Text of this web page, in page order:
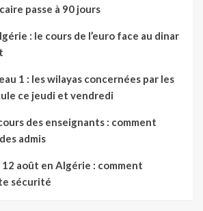
passe à 90 jours
: le cours de l’euro face au dinar
1 : les wilayas concernées par les
ce jeudi et vendredi
des enseignants : comment
admis
août en Algérie : comment
sécurité